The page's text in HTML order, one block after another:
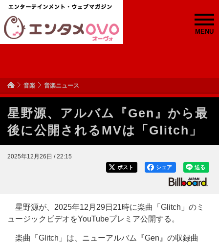
MENU
音楽 音楽ニュース
星野源、アルバム『Gen』から最
後に公開されるMVは「Glitch」
2025年12月26日 / 22:15
送る
シェア
ポスト
星野源が、2025年12月29日21時に楽曲「Glitch」のミ
ュージックビデオをYouTubeプレミア公開する。
楽曲「Glitch」は、ニューアルバム『Gen』の収録曲